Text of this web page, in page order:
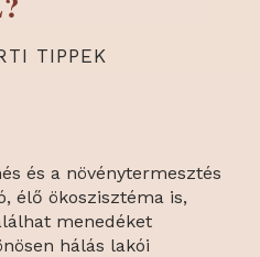
TIPPEK
és a növénytermesztés
élő ökoszisztéma is,
menedéket
hálás lakói